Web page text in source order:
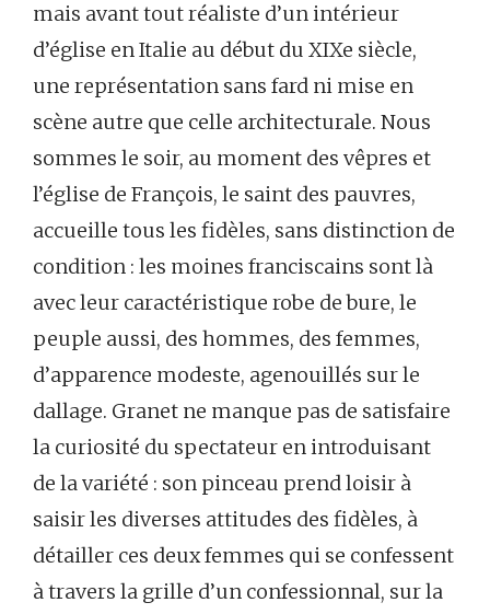
mais avant tout réaliste d’un intérieur
d’église en Italie au début du XIXe siècle,
une représentation sans fard ni mise en
scène autre que celle architecturale. Nous
sommes le soir, au moment des vêpres et
l’église de François, le saint des pauvres,
accueille tous les fidèles, sans distinction de
condition : les moines franciscains sont là
avec leur caractéristique robe de bure, le
peuple aussi, des hommes, des femmes,
d’apparence modeste, agenouillés sur le
dallage. Granet ne manque pas de satisfaire
la curiosité du spectateur en introduisant
de la variété : son pinceau prend loisir à
saisir les diverses attitudes des fidèles, à
détailler ces deux femmes qui se confessent
à travers la grille d’un confessionnal, sur la